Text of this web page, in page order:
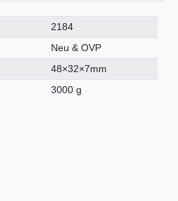
2184
Neu & OVP
48×32×7mm
3000 g